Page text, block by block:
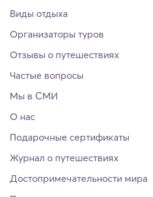
Виды отдыха
Организаторы туров
Отзывы о путешествиях
Частые вопросы
Мы в СМИ
О нас
Подарочные сертификаты
Журнал о путешествиях
Достопримечательности мира